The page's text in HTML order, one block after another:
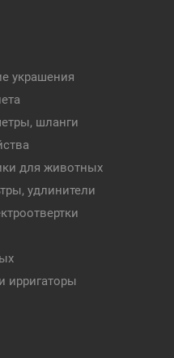
украшения
шланги
для животных
удлинители
ирригаторы